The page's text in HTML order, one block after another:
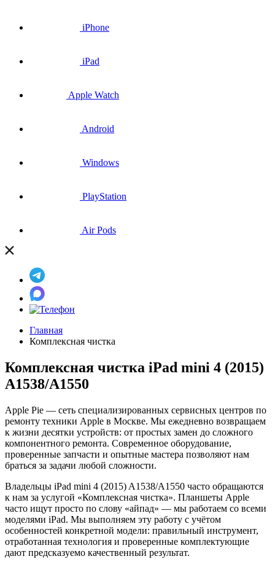
iPhone
iPad
Apple Watch
Android
Windows
PlayStation
Air Pods
Главная
Комплексная чистка
Комплексная чистка iPad mini 4 (2015)
A1538/A1550
Apple Pie — сеть специализированных сервисных центров по
ремонту техники Apple в Москве. Мы ежедневно возвращаем
к жизни десятки устройств: от простых замен до сложного
компонентного ремонта. Современное оборудование,
проверенные запчасти и опытные мастера позволяют нам
браться за задачи любой сложности.
Владельцы iPad mini 4 (2015) A1538/A1550 часто обращаются
к нам за услугой «Комплексная чистка». Планшеты Apple
часто ищут просто по слову «айпад» — мы работаем со всеми
моделями iPad. Мы выполняем эту работу с учётом
особенностей конкретной модели: правильный инструмент,
отработанная технология и проверенные комплектующие
дают предсказуемо качественный результат.